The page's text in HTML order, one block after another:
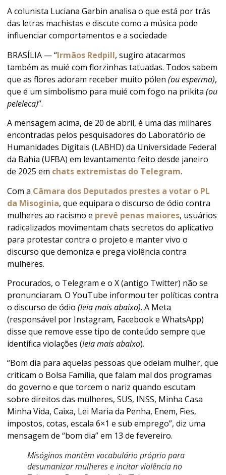
A colunista Luciana Garbin analisa o que está por trás
das letras machistas e discute como a música pode
influenciar comportamentos e a sociedade
BRASÍLIA — “Irmãos Redpill, sugiro atacarmos
também as muié com florzinhas tatuadas. Todos sabem
que as flores adoram receber muito pólen(ou esperma),
que é um simbolismo para muié com fogo na prikita(ou
peleleca)”.
A mensagem acima, de 20 de abril, é uma das milhares
encontradas pelos pesquisadores do Laboratório de
Humanidades Digitais (LABHD) da Universidade Federal
da Bahia (UFBA) em levantamento feito desde janeiro
de 2025 em chats extremistas do Telegram.
Com a Câmara dos Deputados prestes a votar o PL
da Misoginia, que equipara o discurso de ódio contra
mulheres ao racismo e prevê penas maiores, usuários
radicalizados movimentam chats secretos do aplicativo
para protestar contra o projeto e manter vivo o
discurso que demoniza e prega violência contra
mulheres.
Procurados, o Telegram e o X (antigo Twitter) não se
pronunciaram. O YouTube informou ter políticas contra
o discurso de ódio (leia mais abaixo). A Meta
(responsável por Instagram, Facebook e WhatsApp)
disse que remove esse tipo de conteúdo sempre que
identifica violações (leia mais abaixo).
“Bom dia para aquelas pessoas que odeiam mulher, que
criticam o Bolsa Família, que falam mal dos programas
do governo e que torcem o nariz quando escutam
sobre direitos das mulheres, SUS, INSS, Minha Casa
Minha Vida, Caixa, Lei Maria da Penha, Enem, Fies,
impostos, cotas, escala 6×1 e sub emprego”, diz uma
mensagem de “bom dia” em 13 de fevereiro.
Misóginos mantêm vocabulário próprio para
desumanizar mulheres e incitar violência no